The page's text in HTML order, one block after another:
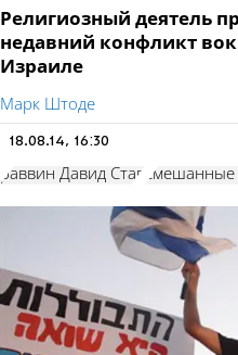
Религиозный деятель
недавний конфликт
Израиле
Марк Штоде
18.08.14, 16:30
раввин Давид Став смешанные